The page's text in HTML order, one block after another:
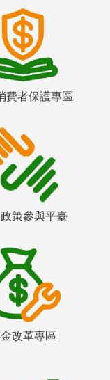
費者保護專區
策參與平臺
改革專區